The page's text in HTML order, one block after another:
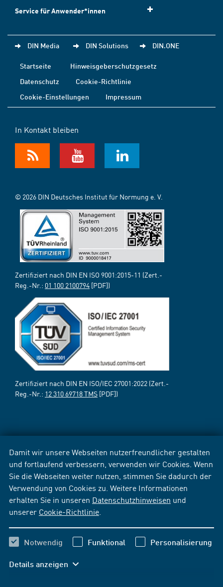
Damit wir unsere Webseiten nutzerfreundlicher gestalten
und fortlaufend verbessern, verwenden wir Cookies. Wenn
Sie die Webseiten weiter nutzen, stimmen Sie dadurch der
Verwendung von Cookies zu. Weitere Informationen
erhalten Sie in unseren Datenschutzhinweisen und
unserer Cookie-Richtlinie
Notwendig Funktional Personalisierung
Details anzeigen
Service für Anwender*innen
DIN Media DIN Solutions DIN.ONE
Startseite
Hinweisgeberschutzgesetz
Datenschutz
Cookie-Richtlinie
Cookie-Einstellungen
Impressum
In Kontakt bleiben
© 2026 DIN Deutsches Institut für Normung e. V.
Zertifiziert nach DIN EN ISO 9001:2015-11 (Zert.-
Reg.-Nr.: 01 100 2100794 [PDF])
Zertifiziert nach DIN EN ISO/IEC 27001:2022 (Zert.-
Reg.-Nr.: 12 310 69718 TMS [PDF])